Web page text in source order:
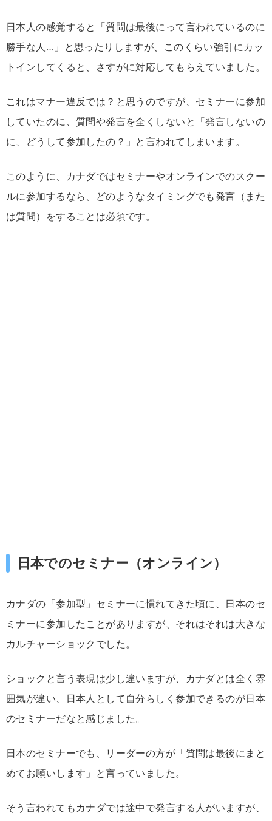
日本人の感覚すると「質問は最後にって言われているのに
勝手な人…」と思ったりしますが、このくらい強引にカッ
トインしてくると、さすがに対応してもらえていました。
これはマナー違反では？と思うのですが、セミナーに参加
していたのに、質問や発言を全くしないと「発言しないの
に、どうして参加したの？」と言われてしまいます。
このように、カナダではセミナーやオンラインでのスクー
ルに参加するなら、どのようなタイミングでも発言（また
は質問）をすることは必須です。
日本でのセミナー（オンライン）
カナダの「参加型」セミナーに慣れてきた頃に、日本のセ
ミナーに参加したことがありますが、それはそれは大きな
カルチャーショックでした。
ショックと言う表現は少し違いますが、カナダとは全く雰
囲気が違い、日本人として自分らしく参加できるのが日本
のセミナーだなと感じました。
日本のセミナーでも、リーダーの方が「質問は最後にまと
めてお願いします」と言っていました。
そう言われてもカナダでは途中で発言する人がいますが、